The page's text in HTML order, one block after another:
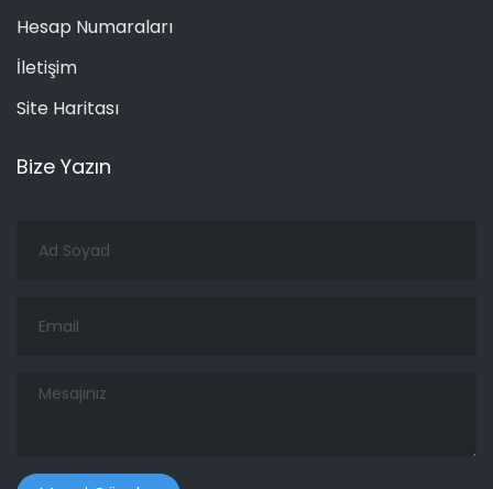
Hesap Numaraları
İletişim
Site Haritası
Bize Yazın
Soyad
Mesajınız